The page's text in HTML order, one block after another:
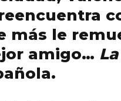
más le
amigo…